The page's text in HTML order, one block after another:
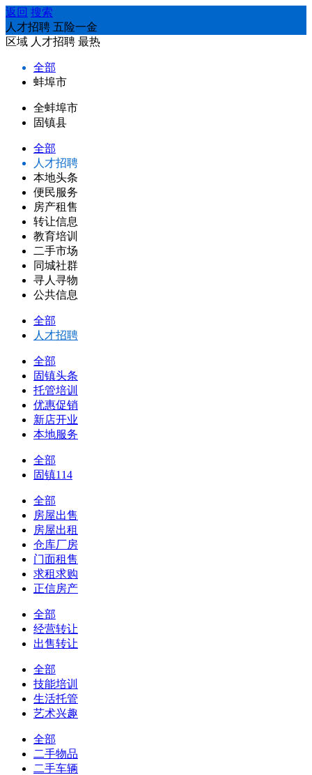
返回 搜索
人才招聘 五险一金
区域 人才招聘 最热
全部
蚌埠市
全蚌埠市
固镇县
全部
人才招聘
本地头条
便民服务
房产租售
转让信息
教育培训
二手市场
同城社群
寻人寻物
公共信息
全部
人才招聘
全部
固镇头条
托管培训
优惠促销
新店开业
本地服务
全部
固镇114
全部
房屋出售
房屋出租
仓库厂房
门面租售
求租求购
正信房产
全部
经营转让
出售转让
全部
技能培训
生活托管
艺术兴趣
全部
二手物品
二手车辆